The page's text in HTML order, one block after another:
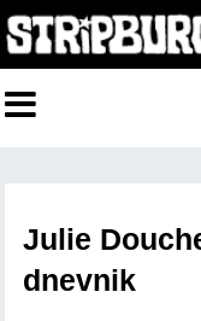
Julie
dnevnik